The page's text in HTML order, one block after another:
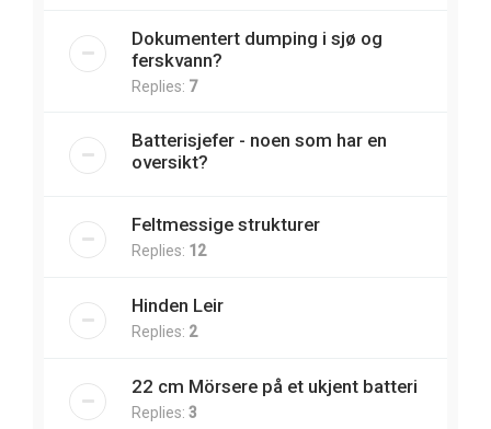
Dokumentert dumping i sjø og
ferskvann?
Replies: 7
Batterisjefer - noen som har en
oversikt?
Feltmessige strukturer
Replies: 12
Hinden Leir
Replies: 2
22 cm Mörsere på et ukjent batteri
Replies: 3